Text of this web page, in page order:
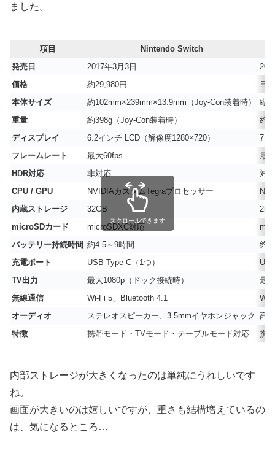
ました。
項目
Nintendo Switch
発売日
2017年3月3日
価格
約29,980円
日
本体サイズ
約102mm×239mm×13.9mm（Joy-Con装着時）
縦
重量
約398g（Joy-Con装着時）
約
ディスプレイ
6.2インチ LCD（解像度1280×720）
7.9
フレームレート
最大60fps
最
HDR対応
非対応
対応
CPU / GPU
NVIDIAカスタムTegraプロセッサー
内蔵ストレージ
32GB
microSDカード
microSDXC対応
バッテリー持続時間 約4.5～9時間
約2
充電ポート
USB Type-C（1つ）
TV出力
最大1080p（ドック接続時）
最
無線通信
Wi-Fi 5、Bluetooth 4.1
Wi-
オーディオ
ステレオスピーカー、3.5mmイヤホンジャック 高
特徴
携帯モード・TVモード・テーブルモード対応 携
スクロールできます
内部ストレージが大きくなったのは単純にうれしいです
ね。
画面が大きいのは嬉しいですが、重さも結構増えているの
は、気になるところ…